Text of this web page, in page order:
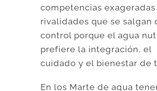
competencias exageradas
rivalidades que se salgan
control porque el agua
prefiere la integración, el
cuidado y el bienestar de
En los Marte de agua